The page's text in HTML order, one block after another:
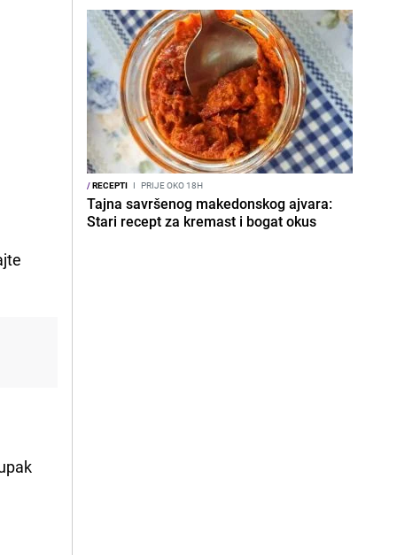
/RECEPTI I PRIJE OKO 18H
Tajna savršenog makedonskog ajvara:
Stari recept za kremast i bogat okus